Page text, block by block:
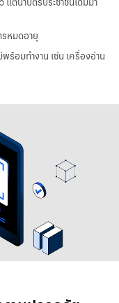
หมดอายุ
ร้อมทำงาน เช่น เครื่องอ่าน